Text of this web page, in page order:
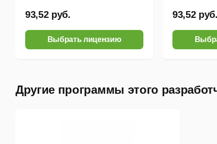
93,52 руб.
Выбрать лицензию
93,52
Другие программы этого